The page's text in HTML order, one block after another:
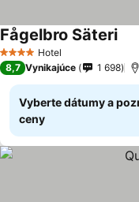
4 Počet hviezdičiek
Hotel
Fågelbro Säteri
8,7 Vynikajúce 1 698
Vyberte dátumy a
ceny